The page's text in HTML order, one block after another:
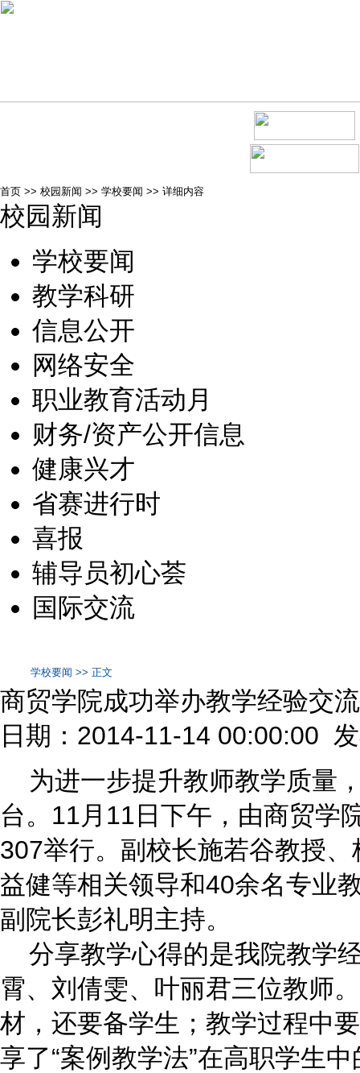
首页 >> 校园新闻 >> 学校要闻 >> 详细内容
校园新闻
学校要闻
教学科研
信息公开
网络安全
职业教育活动月
财务/资产公开信息
健康兴才
省赛进行时
喜报
辅导员初心荟
国际交流
学校要闻 >> 正文
商贸学院成功举办教学经验交
日期：2014-11-14 00:00:00
为进一步提升教师教学质量
台。11月11日下午，由商贸学
307举行。副校长施若谷教授
益健等相关领导和40余名专业
副院长彭礼明主持。
分享教学心得的是我院教学
霄、刘倩雯、叶丽君三位教师
材，还要备学生；教学过程中
享了“案例教学法”在高职学生